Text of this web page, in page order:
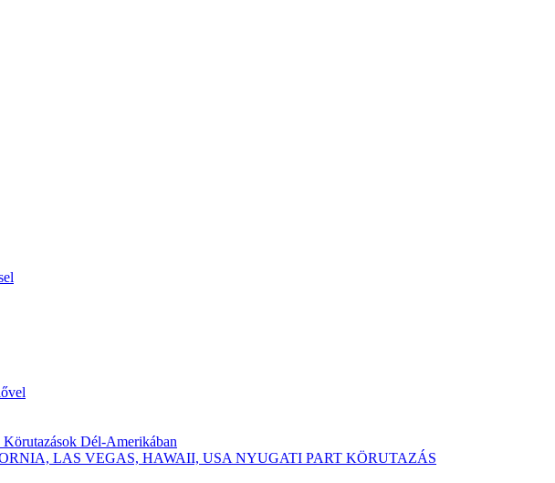
Körutazások Dél-Amerikában
LAS VEGAS, HAWAII, USA NYUGATI PART KÖRUTAZÁS